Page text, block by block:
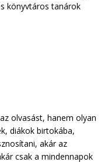
könyvtáros tanárok
olvasást, hanem olyan
diákok birtokába,
akár az
csak a mindennapok